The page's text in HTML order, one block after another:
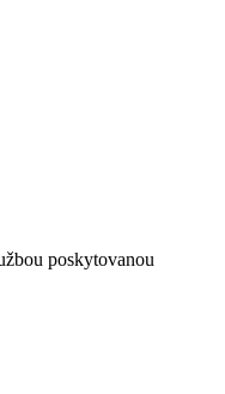
poskytovanou